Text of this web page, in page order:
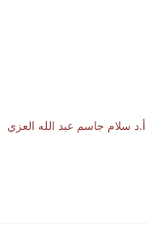
سلام جاسم عبد الله العزي